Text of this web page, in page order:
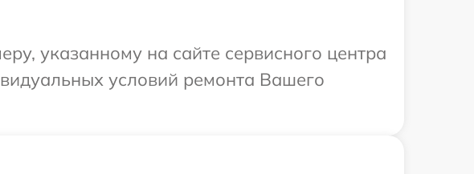
указанному на сайте сервисного центра
условий ремонта Вашего